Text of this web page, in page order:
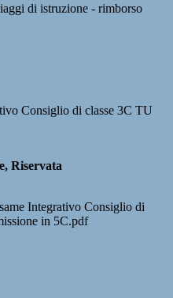
di istruzione - rimborso
Consiglio di classe 3C TU
Riservata
Integrativo Consiglio di
in 5C.pdf